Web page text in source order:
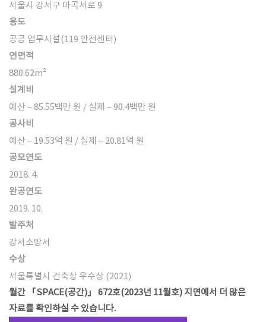
서울시 강서구 마곡서로 9
용도
공공 업무시설(119 안전센터)
연면적
880.62m²
설계비
예산 – 85.55백만 원 / 실제 – 90.4백만 원
공사비
예산 – 19.53억 원 / 실제 – 20.81억 원
공모연도
2018. 4.
완공연도
2019. 10.
발주처
강서소방서
수상
서울특별시 건축상 우수상 (2021)​
월간 「SPACE(공간)」 672호(2023년 11월호) 지면에서 더 많은
자료를 확인하실 수 있습니다.